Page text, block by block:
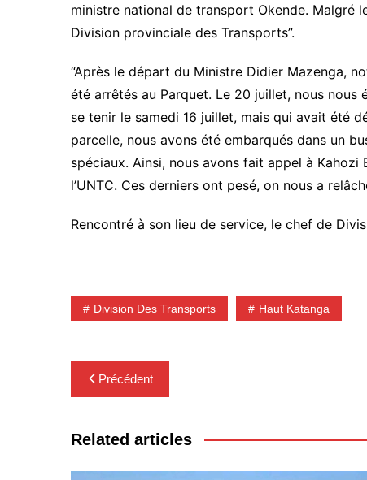
ministre national de transport Okende. Malgré
Division provinciale des Transports”.
“Après le départ du Ministre Didier Mazenga,
été arrêtés au Parquet. Le 20 juillet, nous nous
se tenir le samedi 16 juillet, mais qui avait été
parcelle, nous avons été embarqués dans un
spéciaux. Ainsi, nous avons fait appel à Kahozi
l’UNTC. Ces derniers ont pesé, on nous a
Rencontré à son lieu de service, le chef de
Division Des Transports Haut Katanga
Navigation
de
l’article
Précédent
Related articles